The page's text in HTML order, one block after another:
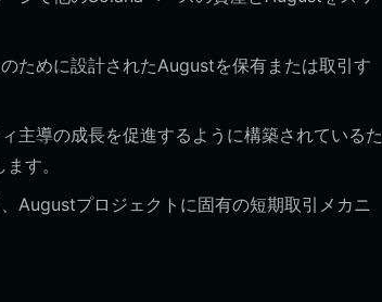
ために設計されたAugustを保有または取引す
主導の成長を促進するように構築されているた
す。
Augustプロジェクトに固有の短期取引メカニ